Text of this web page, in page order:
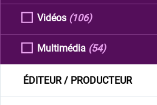
Vidéos (106)
Multimédia (54)
ÉDITEUR / PRODUCTEUR